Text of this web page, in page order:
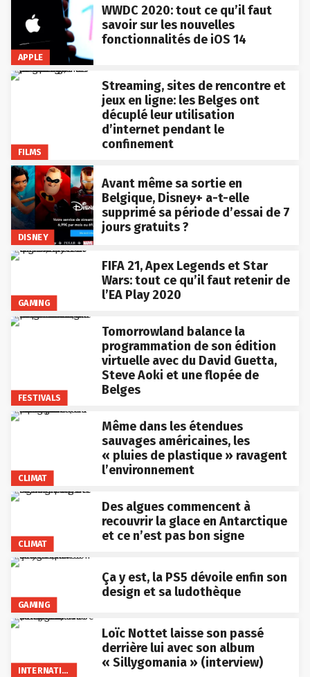
APPLE
WWDC 2020: tout ce qu’il faut
savoir sur les nouvelles
fonctionnalités de iOS 14
FILMS
Streaming, sites de rencontre et
jeux en ligne: les Belges ont
décuplé leur utilisation
d’internet pendant le
confinement
DISNEY
Avant même sa sortie en
Belgique, Disney+ a-t-elle
supprimé sa période d’essai de 7
jours gratuits ?
GAMING
FIFA 21, Apex Legends et Star
Wars: tout ce qu’il faut retenir de
l’EA Play 2020
FESTIVALS
Tomorrowland balance la
programmation de son édition
virtuelle avec du David Guetta,
Steve Aoki et une flopée de
Belges
CLIMAT
Même dans les étendues
sauvages américaines, les
« pluies de plastique » ravagent
l’environnement
CLIMAT
Des algues commencent à
recouvrir la glace en Antarctique
et ce n’est pas bon signe
GAMING
Ça y est, la PS5 dévoile enfin son
design et sa ludothèque
INTERNATIONAL
Loïc Nottet laisse son passé
derrière lui avec son album
« Sillygomania » (interview)